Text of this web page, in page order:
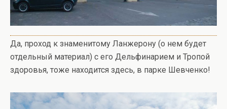
Да, проход к знаменитому Ланжерону (о нем будет
отдельный материал) с его Дельфинарием и Тропой
здоровья, тоже находится здесь, в парке Шевченко!